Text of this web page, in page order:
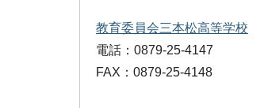
教育委員会三本松高等学校
電話：0879-25-4147
FAX：0879-25-4148